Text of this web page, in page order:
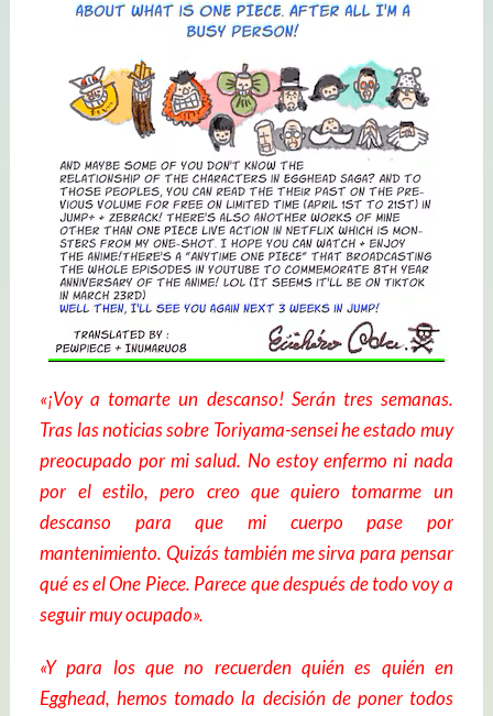
«¡Voy a tomarte un descanso! Serán tres semanas.
Tras las noticias sobre Toriyama-sensei he estado muy
preocupado por mi salud. No estoy enfermo ni nada
por el estilo, pero creo que quiero tomarme un
descanso para que mi cuerpo pase por
mantenimiento. Quizás también me sirva para pensar
qué es el One Piece. Parece que después de todo voy a
seguir muy ocupado».
«Y para los que no recuerden quién es quién en
Egghead, hemos tomado la decisión de poner todos